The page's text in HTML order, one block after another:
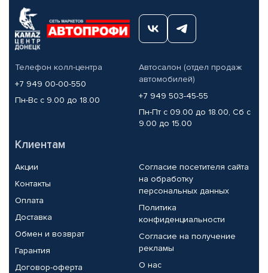
Телефон колл-центра
+7 949 00-00-550
Пн-Вс с 9.00 до 18.00
Автосалон (отдел продаж
автомобилей)
+7 949 503-45-55
Пн-Пт с 09.00 до 18.00, Сб с
9.00 до 15.00
Клиентам
Акции
Контакты
Оплата
Доставка
Обмен и возврат
Гарантия
Договор-оферта
Согласие посетителя сайта
на обработку
персональных данных
Политика
конфиденциальности
Согласие на получение
рекламы
О нас